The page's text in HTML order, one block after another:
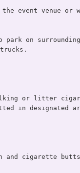
the event venue
on
or litter
in designated
and cigarette